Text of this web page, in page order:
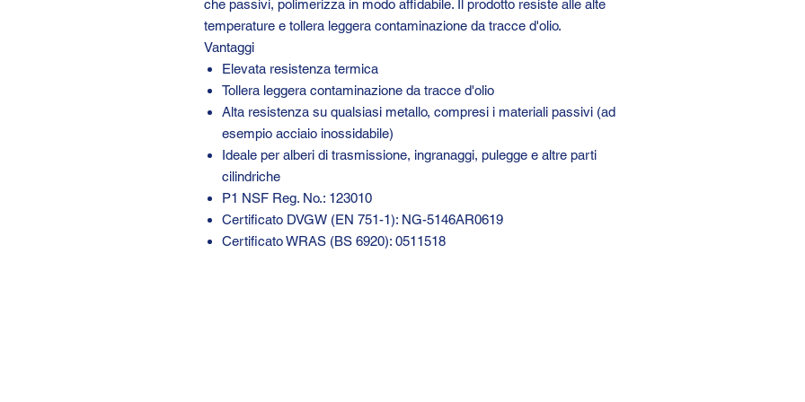
che passivi, polimerizza in modo affidabile. Il prodotto resiste alle alte
temperature e tollera leggera contaminazione da tracce d'olio.
Vantaggi
Elevata resistenza termica
Tollera leggera contaminazione da tracce d'olio
Alta resistenza su qualsiasi metallo, compresi i materiali passivi (ad
esempio acciaio inossidabile)
Ideale per alberi di trasmissione, ingranaggi, pulegge e altre parti
cilindriche
P1 NSF Reg. No.: 123010
Certificato DVGW (EN 751-1): NG-5146AR0619
Certificato WRAS (BS 6920): 0511518